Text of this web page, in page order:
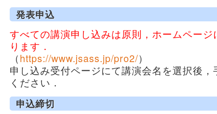
発表申込
すべての講演申し込みは原則，ホームペー
ります．
（https://www.jsass.jp/pro2/）
申し込み受付ページにて講演会名を選択後
ください．
申込締切